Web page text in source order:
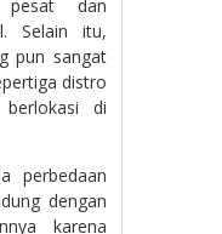
pesat dan
Selain itu,
pun sangat
distro
di
perbedaan
dengan
karena